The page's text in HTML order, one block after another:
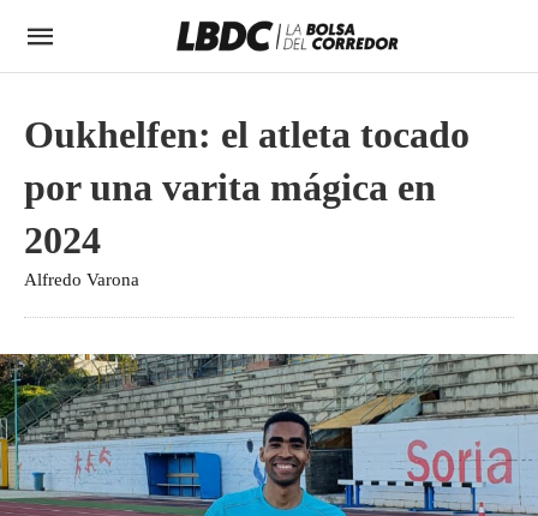
Oukhelfen: el atleta tocado
por una varita mágica en
2024
Alfredo Varona